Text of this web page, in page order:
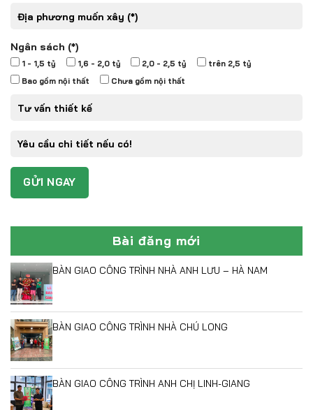
Ngân sách (*)
1 - 1,5 tỷ 1,6 - 2,0 tỷ 2,0 - 2,5 tỷ
trên 2,5 tỷ
Bao gồm nội thất
Chưa gồm nội thất
Bài đăng mới
BÀN GIAO CÔNG TRÌNH NHÀ ANH LƯU – HÀ NAM
BÀN GIAO CÔNG TRÌNH NHÀ CHÚ LONG
BÀN GIAO CÔNG TRÌNH ANH CHỊ LINH-GIANG